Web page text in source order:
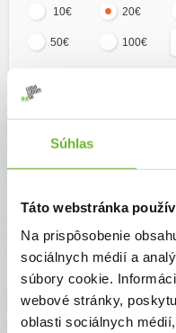
Súhlas
Táto webstránka
Na prispôsobenie
sociálnych médií a
súbory cookie.
webové stránky,
oblasti sociálnych
10€
20€
50€ 100€
Cieľ výzvy
Rehabilitácie, liečby a terapie sú
Ďakujeme vám z celého srdca za
nám pomáha veriť v lepšie
Autor výzvy
Mária